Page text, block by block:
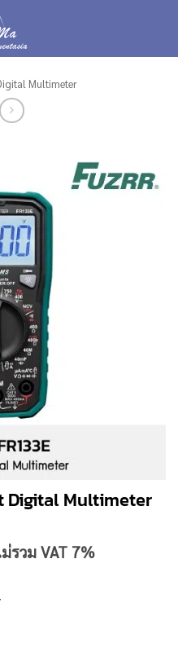
Multimeter
Digital Multimeter
รวม VAT 7%